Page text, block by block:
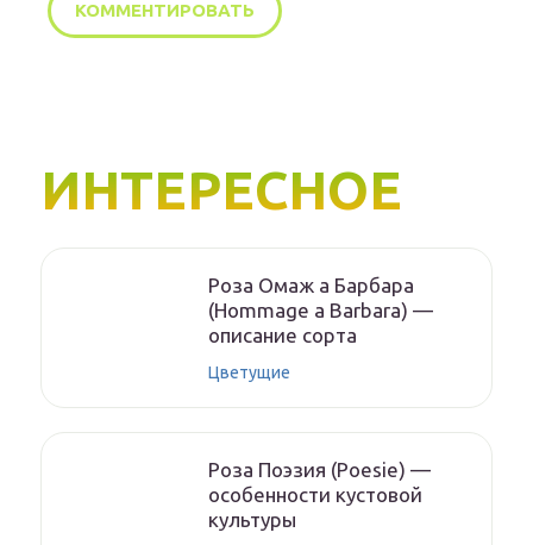
ИНТЕРЕСНОЕ
Роза Омаж а Барбара
(Hommage a Barbara) —
описание сорта
Цветущие
Роза Поэзия (Poesie) —
особенности кустовой
культуры